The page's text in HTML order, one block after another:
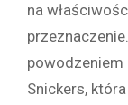
na
powodzeniem
Snickers,